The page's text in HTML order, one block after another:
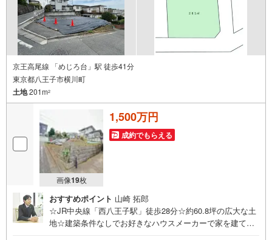
京王高尾線 「めじろ台」駅 徒歩41分
東京都八王子市横川町
土地201m2
画像19枚
1,500万円
成約でもらえる
おすすめポイント 山崎 拓郎
☆JR中央線「西八王子駅」徒歩28分☆約60.8坪の広大な土
地☆建築条件なしでお好きなハウスメーカーで家を建てる